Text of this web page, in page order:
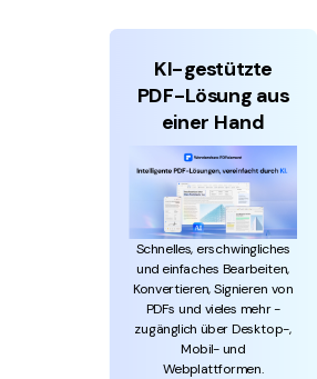
KI-gestützte
PDF-Lösung aus
einer Hand
Schnelles, erschwingliches
und einfaches Bearbeiten,
Konvertieren, Signieren von
PDFs und vieles mehr -
zugänglich über Desktop-,
Mobil- und
Webplattformen.